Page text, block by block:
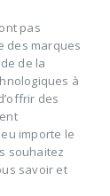
pas
des marques
de la
à
des
importe le
souhaitez
savoir et